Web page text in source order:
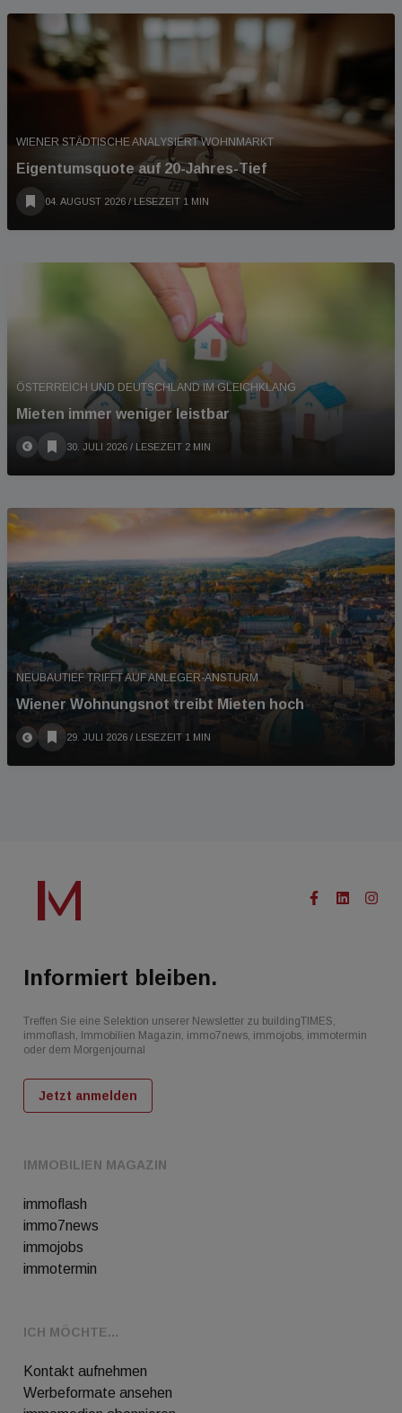
WIENER STÄDTISCHE ANALYSIERT WOHNMARKT
Eigentumsquote auf 20-Jahres-Tief
04. AUGUST 2026 / LESEZEIT 1 MIN
ÖSTERREICH UND DEUTSCHLAND IM GLEICHKLANG
Mieten immer weniger leistbar
30. JULI 2026 / LESEZEIT 2 MIN
NEUBAUTIEF TRIFFT AUF ANLEGER-ANSTURM
Wiener Wohnungsnot treibt Mieten hoch
29. JULI 2026 / LESEZEIT 1 MIN
IMMOBILIEN MAGAZIN
immoflash
immo7news
immojobs
immotermin
ICH MÖCHTE...
Kontakt aufnehmen
Werbeformate ansehen
Informiert bleiben.
Treffen Sie eine Selektion unserer Newsletter zu buildingTIMES,
immoflash, Immobilien Magazin, immo7news, immojobs, immotermin
oder dem Morgenjournal
Jetzt anmelden